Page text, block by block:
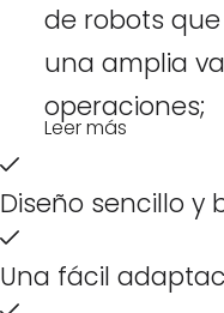
de robots
una amplia
operaciones;
Leer más
Diseño sencillo y
Una fácil